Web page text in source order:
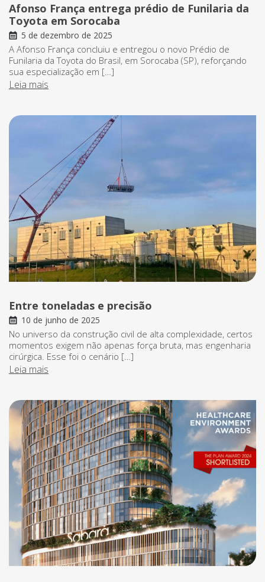
Afonso França entrega prédio de Funilaria da
Toyota em Sorocaba
5 de dezembro de 2025
A Afonso França concluiu e entregou o novo Prédio de
Funilaria da Toyota do Brasil, em Sorocaba (SP), reforçando
sua especialização em […]
Leia mais
Entre toneladas e precisão
10 de junho de 2025
No universo da construção civil de alta complexidade, certos
momentos exigem não apenas força bruta, mas engenharia
cirúrgica. Esse foi o cenário […]
Leia mais